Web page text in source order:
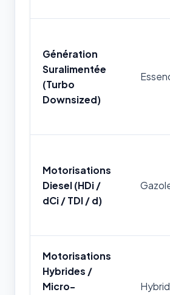
Génération
Suralimentée
(Turbo
Downsized)
Motorisations
Diesel (HDi /
dCi / TDI / d)
Motorisations
Hybrides /
Micro-